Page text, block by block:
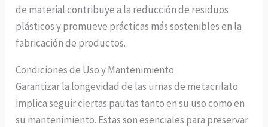
de material contribuye a la reducción de residuos
plásticos y promueve prácticas más sostenibles en la
fabricación de productos.
Condiciones de Uso y Mantenimiento
Garantizar la longevidad de las urnas de metacrilato
implica seguir ciertas pautas tanto en su uso como en
su mantenimiento. Estas son esenciales para preservar